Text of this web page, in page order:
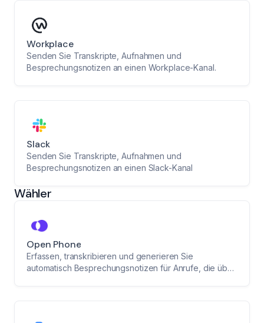
Workplace
Senden Sie Transkripte, Aufnahmen und
Besprechungsnotizen an einen Workplace-Kanal.
Slack
Senden Sie Transkripte, Aufnahmen und
Besprechungsnotizen an einen Slack-Kanal
Wähler
Open Phone
Erfassen, transkribieren und generieren Sie
automatisch Besprechungsnotizen für Anrufe, die über